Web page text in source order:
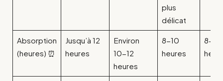
plus
délicat
Absorption
(heures) ⏰
Jusqu’à 12
heures
Environ
10-12
heures
8-10
heures
8-10